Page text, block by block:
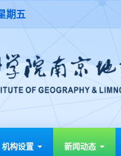
期五
机构设置 新闻动态